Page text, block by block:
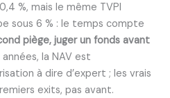
%, mais le même TVPI
sous 6 % : le temps compte
piège, juger un fonds avant
la NAV est
à dire d’expert ; les vrais
exits, pas avant.